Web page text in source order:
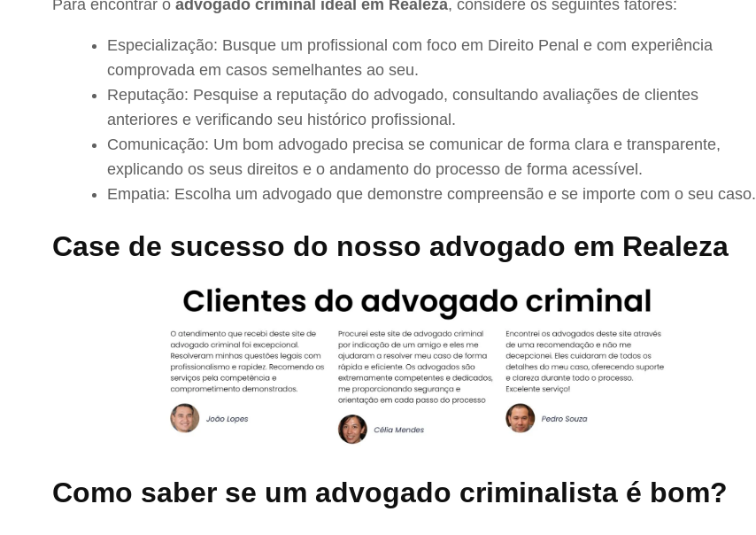
Para encontrar o advogado criminal ideal em Realeza, considere os seguintes fatores:
Especialização: Busque um profissional com foco em Direito Penal e com experiência
comprovada em casos semelhantes ao seu.
Reputação: Pesquise a reputação do advogado, consultando avaliações de clientes
anteriores e verificando seu histórico profissional.
Comunicação: Um bom advogado precisa se comunicar de forma clara e transparente,
explicando os seus direitos e o andamento do processo de forma acessível.
Empatia: Escolha um advogado que demonstre compreensão e se importe com o seu caso.
Case de sucesso do nosso advogado em Realeza
Como saber se um advogado criminalista é bom?